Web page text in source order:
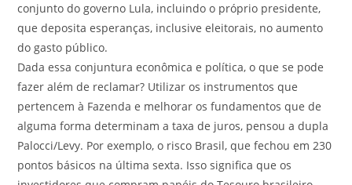
conjunto do governo Lula, incluindo o próprio presidente,
que deposita esperanças, inclusive eleitorais, no aumento
do gasto público.
Dada essa conjuntura econômica e política, o que se pode
fazer além de reclamar? Utilizar os instrumentos que
pertencem à Fazenda e melhorar os fundamentos que de
alguma forma determinam a taxa de juros, pensou a dupla
Palocci/Levy. Por exemplo, o risco Brasil, que fechou em 230
pontos básicos na última sexta. Isso significa que os